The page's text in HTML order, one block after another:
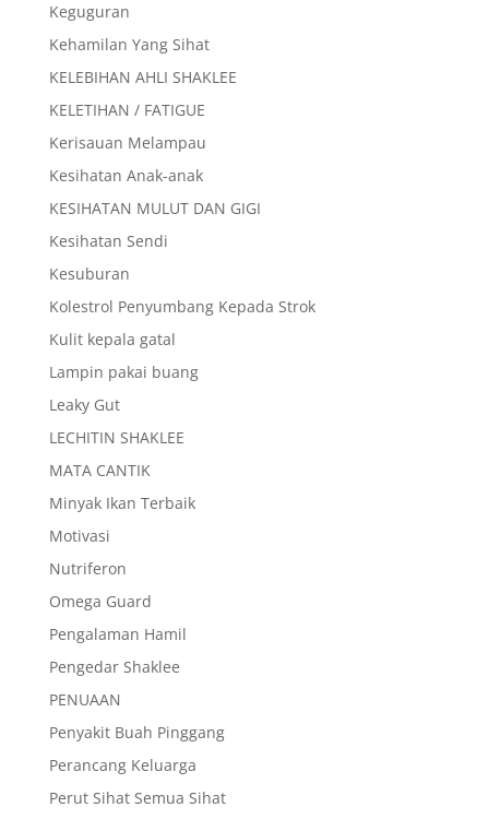
Keguguran
Kehamilan Yang Sihat
KELEBIHAN AHLI SHAKLEE
KELETIHAN / FATIGUE
Kerisauan Melampau
Kesihatan Anak-anak
KESIHATAN MULUT DAN GIGI
Kesihatan Sendi
Kesuburan
Kolestrol Penyumbang Kepada Strok
Kulit kepala gatal
Lampin pakai buang
Leaky Gut
LECHITIN SHAKLEE
MATA CANTIK
Minyak Ikan Terbaik
Motivasi
Nutriferon
Omega Guard
Pengalaman Hamil
Pengedar Shaklee
PENUAAN
Penyakit Buah Pinggang
Perancang Keluarga
Perut Sihat Semua Sihat